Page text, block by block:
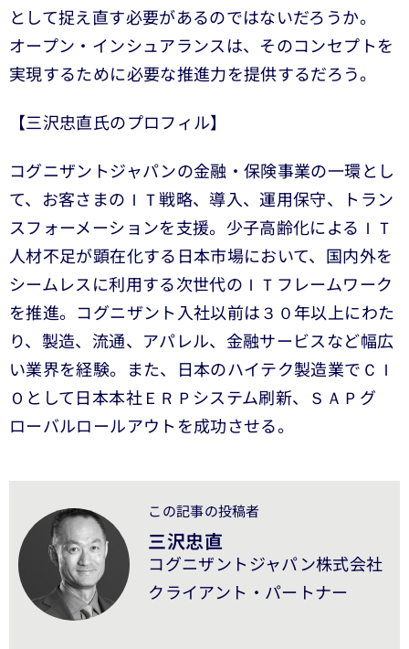
として捉え直す必要があるのではないだろうか。
オープン・インシュアランスは、そのコンセプトを
実現するために必要な推進力を提供するだろう。
【三沢忠直氏のプロフィル】
コグニザントジャパンの金融・保険事業の一環とし
て、お客さまのＩＴ戦略、導入、運用保守、トラン
スフォーメーションを支援。少子高齢化によるＩＴ
人材不足が顕在化する日本市場において、国内外を
シームレスに利用する次世代のＩＴフレームワーク
を推進。コグニザント入社以前は３０年以上にわた
り、製造、流通、アパレル、金融サービスなど幅広
い業界を経験。また、日本のハイテク製造業でＣＩ
Ｏとして日本本社ＥＲＰシステム刷新、ＳＡＰグ
ローバルロールアウトを成功させる。
この記事の投稿者
三沢忠直
コグニザントジャパン株式会社
クライアント・パートナー